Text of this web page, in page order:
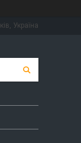
Україна